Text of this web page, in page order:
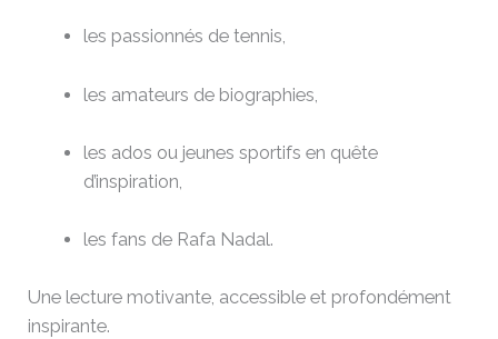
les passionnés de tennis,
les amateurs de biographies,
les ados ou jeunes sportifs en quête
d’inspiration,
les fans de Rafa Nadal.
Une lecture motivante, accessible et profondément
inspirante.